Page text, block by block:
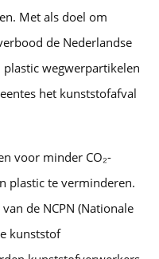
Met als doel om
de Nederlandse
wegwerpartikelen
het kunststofafval
voor minder CO₂-
plastic te verminderen.
de NCPN (Nationale
kunststof